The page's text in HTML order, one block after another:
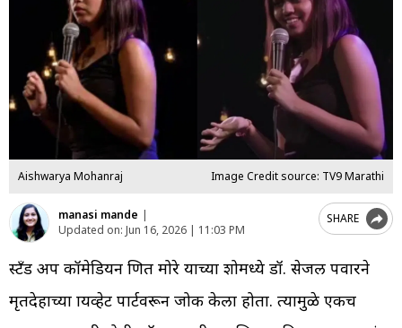
Aishwarya Mohanraj Image Credit source: TV9 Marathi
manasi mande |
Updated on: Jun 16, 2026 | 11:03 PM
SHARE
स्टँड अप कॉमेडियन प्रणित मोरे याच्या शोमध्ये डॉ. सेजल पवारने
मृतदेहाच्या प्रायव्हेट पार्टवरून जोक केला होता. त्यामुळे एकच